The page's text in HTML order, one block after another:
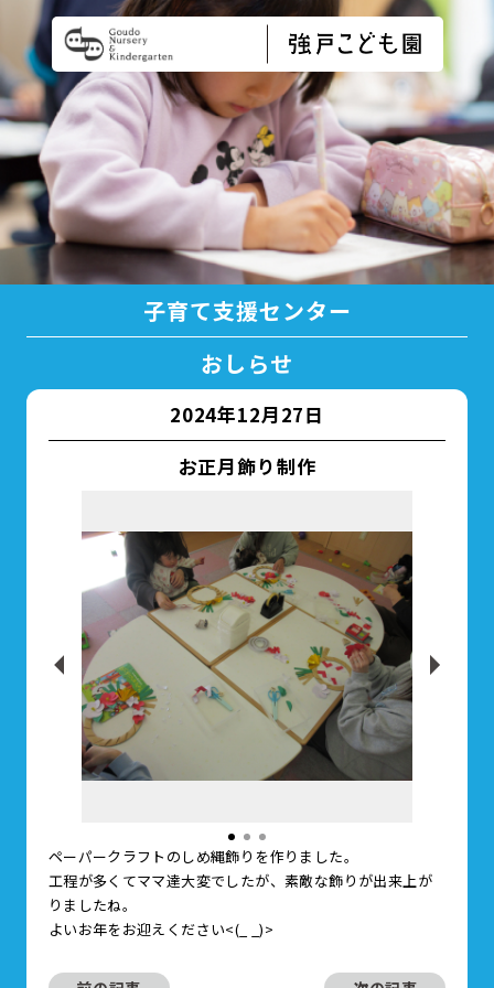
子育て支援センター
おしらせ
2024年12月27日
お正月飾り制作
ペーパークラフトのしめ縄飾りを作りました。
工程が多くてママ達大変でしたが、素敵な飾りが出来上が
りましたね。
よいお年をお迎えください<(_ _)>